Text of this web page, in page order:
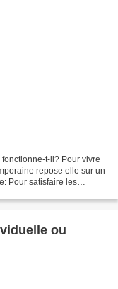
t-il? Pour vivre
repose elle sur un
Pour satisfaire les
ou